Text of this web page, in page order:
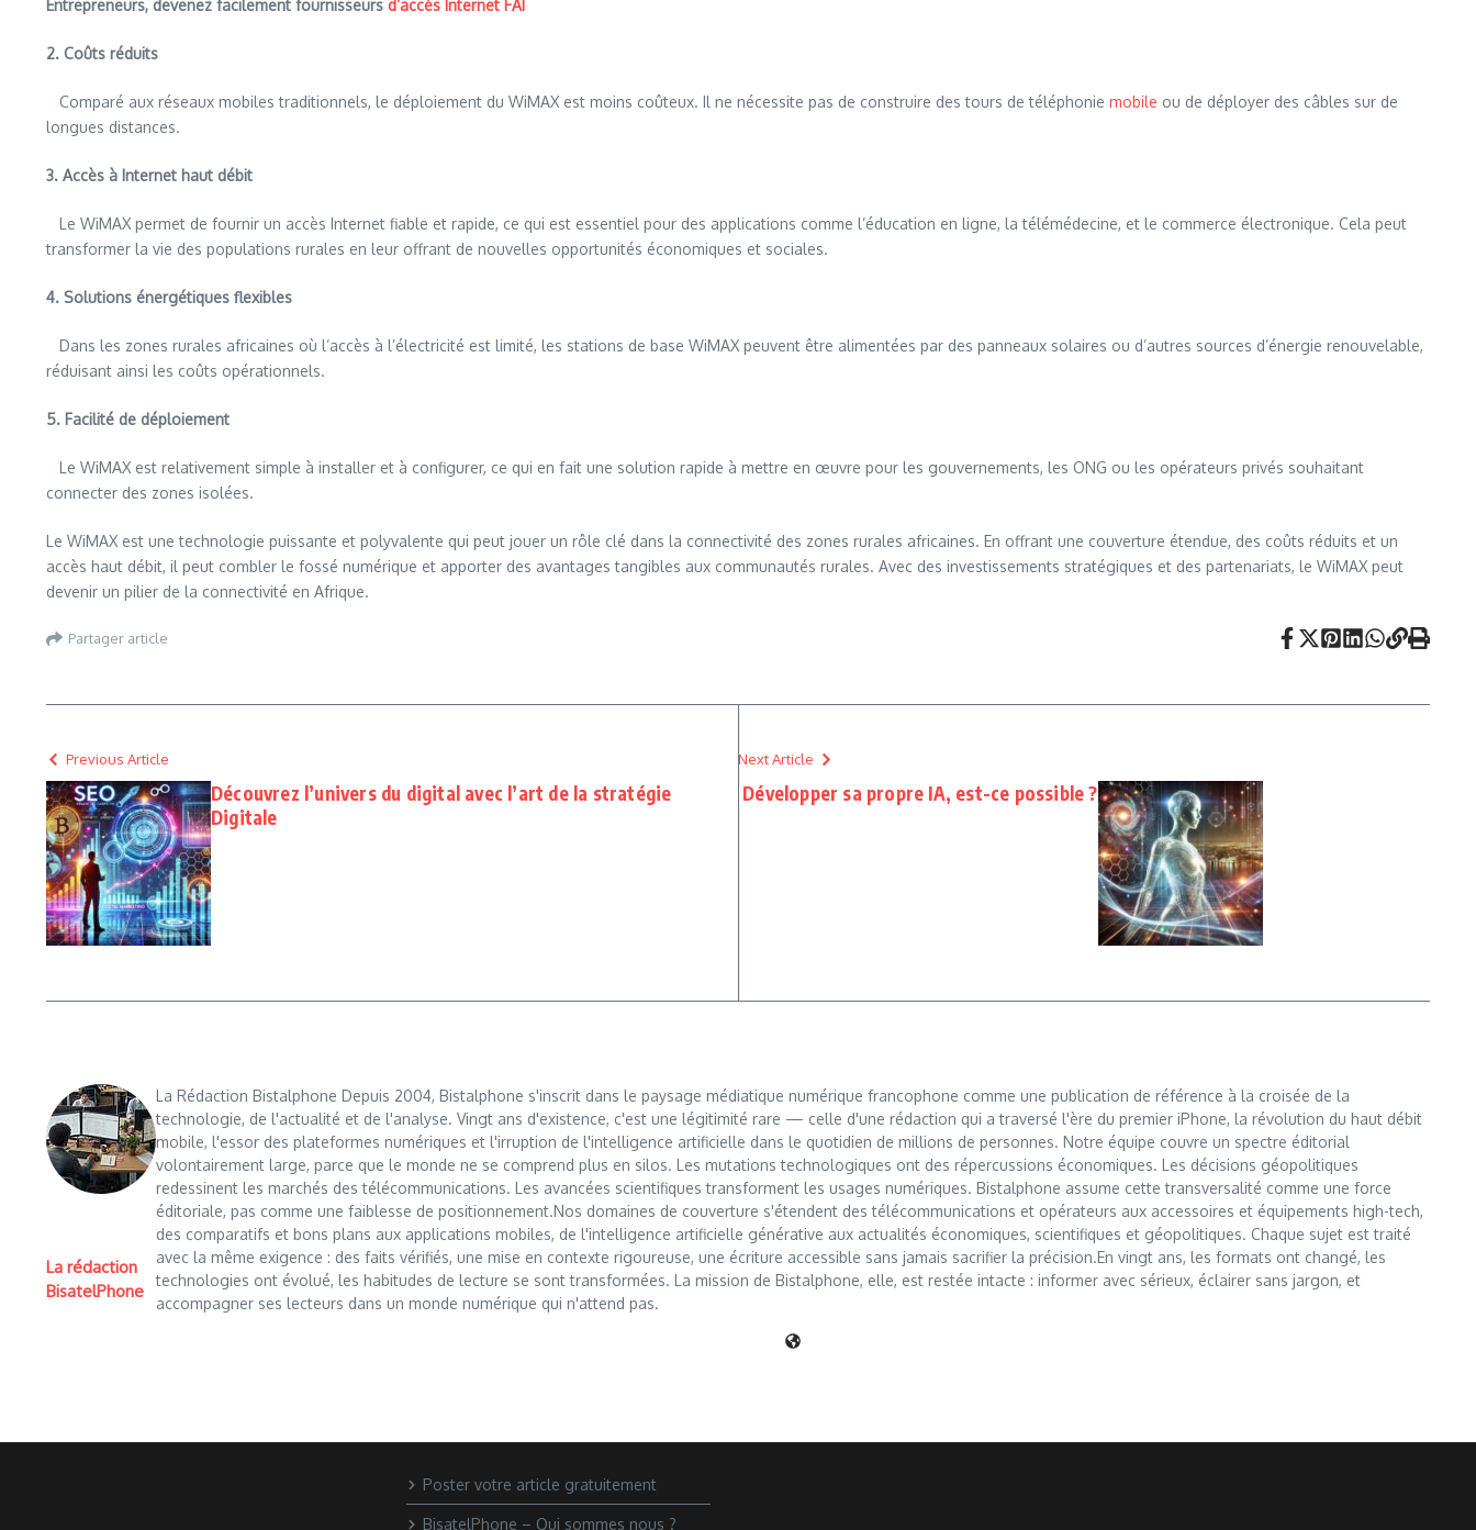
Entrepreneurs, devenez facilement fournisseurs d’accès Internet FAI
2. Coûts réduits
Comparé aux réseaux mobiles traditionnels, le déploiement du WiMAX est moins coûteux. Il ne nécessite pas de construire des tours de téléphonie mobile ou de déployer des câbles sur de
longues distances.
3. Accès à Internet haut débit
Le WiMAX permet de fournir un accès Internet fiable et rapide, ce qui est essentiel pour des applications comme l’éducation en ligne, la télémédecine, et le commerce électronique. Cela peut
transformer la vie des populations rurales en leur offrant de nouvelles opportunités économiques et sociales.
4. Solutions énergétiques flexibles
Dans les zones rurales africaines où l’accès à l’électricité est limité, les stations de base WiMAX peuvent être alimentées par des panneaux solaires ou d’autres sources d’énergie renouvelable,
réduisant ainsi les coûts opérationnels.
5. Facilité de déploiement
Le WiMAX est relativement simple à installer et à configurer, ce qui en fait une solution rapide à mettre en œuvre pour les gouvernements, les ONG ou les opérateurs privés souhaitant
connecter des zones isolées.
Le WiMAX est une technologie puissante et polyvalente qui peut jouer un rôle clé dans la connectivité des zones rurales africaines. En offrant une couverture étendue, des coûts réduits et un
accès haut débit, il peut combler le fossé numérique et apporter des avantages tangibles aux communautés rurales. Avec des investissements stratégiques et des partenariats, le WiMAX peut
devenir un pilier de la connectivité en Afrique.
Partager article
Previous Article
Découvrez l’univers du digital avec l’art de la stratégie
Digitale
Next Article
Développer sa propre IA, est-ce possible ?
La rédaction
BisatelPhone
La Rédaction Bistalphone Depuis 2004, Bistalphone s'inscrit dans le paysage médiatique numérique francophone comme une publication de référence à la croisée de la
technologie, de l'actualité et de l'analyse. Vingt ans d'existence, c'est une légitimité rare — celle d'une rédaction qui a traversé l'ère du premier iPhone, la révolution du haut débit
mobile, l'essor des plateformes numériques et l'irruption de l'intelligence artificielle dans le quotidien de millions de personnes. Notre équipe couvre un spectre éditorial
volontairement large, parce que le monde ne se comprend plus en silos. Les mutations technologiques ont des répercussions économiques. Les décisions géopolitiques
redessinent les marchés des télécommunications. Les avancées scientifiques transforment les usages numériques. Bistalphone assume cette transversalité comme une force
éditoriale, pas comme une faiblesse de positionnement.Nos domaines de couverture s'étendent des télécommunications et opérateurs aux accessoires et équipements high-tech,
des comparatifs et bons plans aux applications mobiles, de l'intelligence artificielle générative aux actualités économiques, scientifiques et géopolitiques. Chaque sujet est traité
avec la même exigence : des faits vérifiés, une mise en contexte rigoureuse, une écriture accessible sans jamais sacrifier la précision.En vingt ans, les formats ont changé, les
technologies ont évolué, les habitudes de lecture se sont transformées. La mission de Bistalphone, elle, est restée intacte : informer avec sérieux, éclairer sans jargon, et
accompagner ses lecteurs dans un monde numérique qui n'attend pas.
Poster votre article gratuitement
BisatelPhone – Qui sommes nous ?